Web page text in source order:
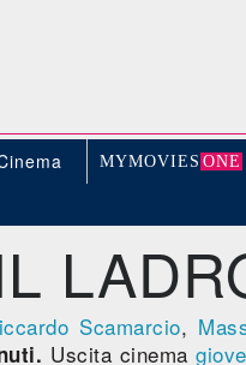
MYMOVIE S ONE
Scamarcio,
Uscita cinema